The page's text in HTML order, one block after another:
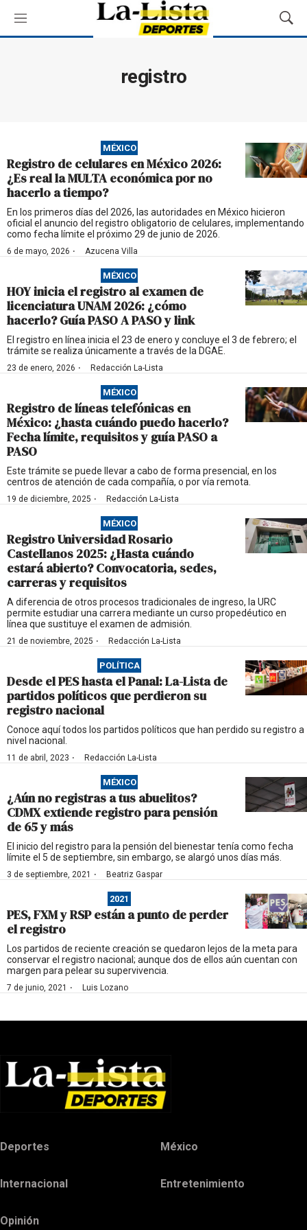
M
e
M
o
ú
s
q
u
a
registro
MÉXICO
Registro de celulares en México 2026:
¿Es real la MULTA económica por no
hacerlo a tiempo?
En los primeros días del 2026, las autoridades en México hicieron
oficial el anuncio del registro obligatorio de celulares, implementando
como fecha límite el próximo 29 de junio de 2026.
6 de mayo, 2026 · Azucena Villa
MÉXICO
HOY inicia el registro al examen de
licenciatura UNAM 2026: ¿cómo
hacerlo? Guía PASO A PASO y link
El registro en línea inicia el 23 de enero y concluye el 3 de febrero; el
trámite se realiza únicamente a través de la DGAE.
23 de enero, 2026 · Redacción La-Lista
MÉXICO
Registro de líneas telefónicas en
México: ¿hasta cuándo puedo hacerlo?
Fecha límite, requisitos y guía PASO a
PASO
Este trámite se puede llevar a cabo de forma presencial, en los
centros de atención de cada compañía, o por vía remota.
19 de diciembre, 2025 · Redacción La-Lista
MÉXICO
Registro Universidad Rosario
Castellanos 2025: ¿Hasta cuándo
estará abierto? Convocatoria, sedes,
carreras y requisitos
A diferencia de otros procesos tradicionales de ingreso, la URC
permite estudiar una carrera mediante un curso propedéutico en
línea que sustituye el examen de admisión.
21 de noviembre, 2025 · Redacción La-Lista
POLÍTICA
Desde el PES hasta el Panal: La-Lista de
partidos políticos que perdieron su
registro nacional
Conoce aquí todos los partidos políticos que han perdido su registro a
nivel nacional.
11 de abril, 2023 · Redacción La-Lista
MÉXICO
¿Aún no registras a tus abuelitos?
CDMX extiende registro para pensión
de 65 y más
El inicio del registro para la pensión del bienestar tenía como fecha
límite el 5 de septiembre, sin embargo, se alargó unos días más.
3 de septiembre, 2021 · Beatriz Gaspar
2021
PES, FXM y RSP están a punto de perder
el registro
Los partidos de reciente creación se quedaron lejos de la meta para
conservar el registro nacional; aunque dos de ellos aún cuentan con
margen para pelear su supervivencia.
7 de junio, 2021 · Luis Lozano
Deportes México
Internacional Entretenimiento
Opinión